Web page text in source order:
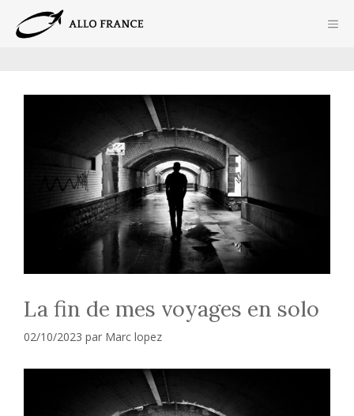
contenu
La fin de mes voyages en solo
02/10/2023 par Marc lopez